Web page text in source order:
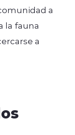
a
la fauna
a